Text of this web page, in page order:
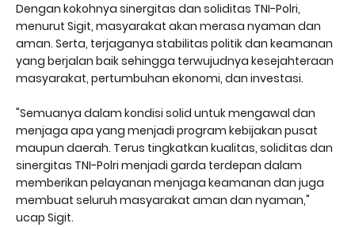
Dengan kokohnya sinergitas dan soliditas TNI-Polri,
menurut Sigit, masyarakat akan merasa nyaman dan
aman. Serta, terjaganya stabilitas politik dan keamanan
yang berjalan baik sehingga terwujudnya kesejahteraan
masyarakat, pertumbuhan ekonomi, dan investasi.
"Semuanya dalam kondisi solid untuk mengawal dan
menjaga apa yang menjadi program kebijakan pusat
maupun daerah. Terus tingkatkan kualitas, soliditas dan
sinergitas TNI-Polri menjadi garda terdepan dalam
memberikan pelayanan menjaga keamanan dan juga
membuat seluruh masyarakat aman dan nyaman,"
ucap Sigit.